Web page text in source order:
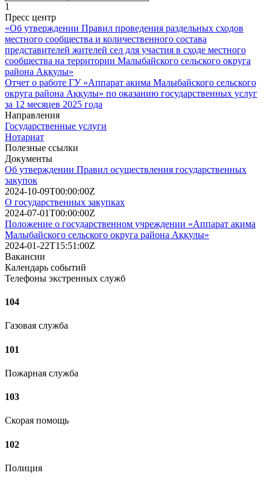
1
Пресс центр
«Об утверждении Правил проведения раздельных сходов
местного сообщества и количественного состава
представителей жителей сел для участия в сходе местного
сообщества на территории Малыбайского сельского округа
района Аққулы»
Отчет о работе ГУ «Аппарат акима Малыбайского сельского
округа района Аққулы» по оказанию государственных услуг
за 12 месяцев 2025 года
Направления
Государственные услуги
Нотариат
Полезные ссылки
Документы
Об утверждении Правил осуществления государственных
закупок
2024-10-09T00:00:00Z
О государственных закупках
2024-07-01T00:00:00Z
Положение о государственном учреждении «Аппарат акима
Малыбайского сельского округа района Аққулы»
2024-01-22T15:51:00Z
Вакансии
Календарь событий
Телефоны экстренных служб
104
Газовая служба
101
Пожарная служба
103
Скорая помощь
102
Полиция